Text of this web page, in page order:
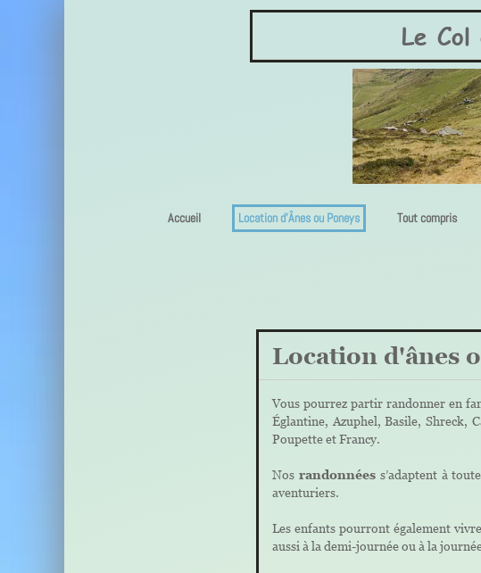
Accueil Location d'Ânes ou Poneys Tout compris
Le
Location d'ânes
Vous pourrez partir randonner en
Églantine, Azuphel, Basile, Shreck,
Poupette et Francy.
Nos randonnéess’adaptent à
aventuriers.
Les enfants pourront également
aussi à la demi-journée ou à la